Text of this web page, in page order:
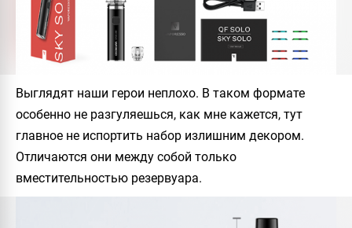
Выглядят наши герои неплохо. В таком формате
особенно не разгуляешься, как мне кажется, тут
главное не испортить набор излишним декором.
Отличаются они между собой только
вместительностью резервуара.